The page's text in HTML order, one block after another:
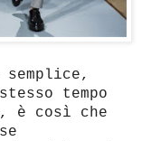
tempo
è così che